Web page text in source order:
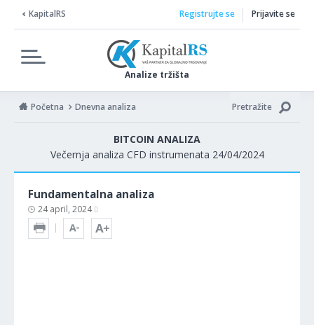
KapitalRS
Analize tržišta
Registrujte se Prijavite se
Početna Dnevna analiza Pretražite
BITCOIN ANALIZA
Večernja analiza CFD instrumenata 24/04/2024
Fundamentalna analiza
24 april, 2024